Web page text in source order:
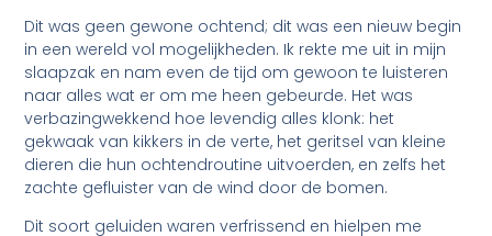
Dit was geen gewone ochtend; dit was een nieuw begin
in een wereld vol mogelijkheden. Ik rekte me uit in mijn
slaapzak en nam even de tijd om gewoon te luisteren
naar alles wat er om me heen gebeurde. Het was
verbazingwekkend hoe levendig alles klonk: het
gekwaak van kikkers in de verte, het geritsel van kleine
dieren die hun ochtendroutine uitvoerden, en zelfs het
zachte gefluister van de wind door de bomen.
Dit soort geluiden waren verfrissend en hielpen me